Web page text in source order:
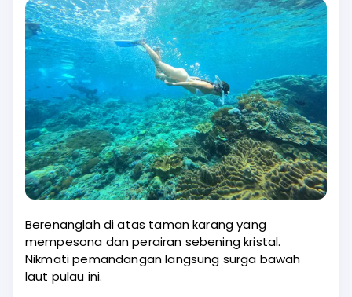
Berenanglah di atas taman karang yang
mempesona dan perairan sebening kristal.
Nikmati pemandangan langsung surga bawah
laut pulau ini.